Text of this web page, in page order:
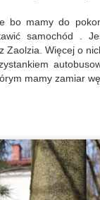
bo mamy do
samochód .
Więcej o
mamy zamiar